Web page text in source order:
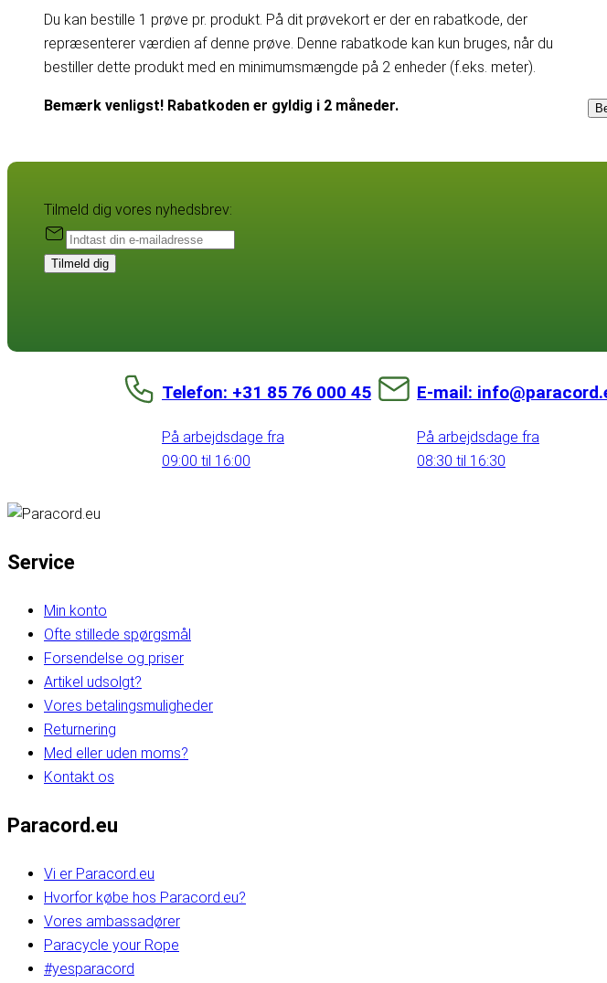
Du kan bestille 1 prøve pr. produkt. På dit prøvekort er der en rabatkode, der
repræsenterer værdien af denne prøve. Denne rabatkode kan kun bruges, når du
bestiller dette produkt med en minimumsmængde på 2 enheder (f.eks. meter).
Bemærk venligst! Rabatkoden er gyldig i 2 måneder.
Tilmeld dig vores nyhedsbrev:
Tilmeld dig
Telefon: +31 85 76 000 45
På arbejdsdage fra
09:00 til 16:00
E-mail:
På arbejdsdage fra
08:30 til 16:30
Service
Min konto
Ofte stillede spørgsmål
Forsendelse og priser
Artikel udsolgt?
Vores betalingsmuligheder
Returnering
Med eller uden moms?
Kontakt os
Paracord.eu
Vi er Paracord.eu
Hvorfor købe hos Paracord.eu?
Vores ambassadører
Paracycle your Rope
#yesparacord